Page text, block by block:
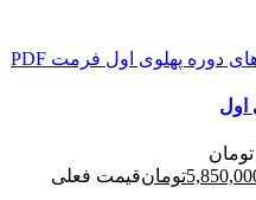
اول
تومانقیمت فعلی